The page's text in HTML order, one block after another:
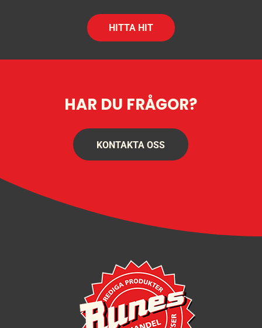
HITTA HIT
HAR DU FRÅGOR?
KONTAKTA OSS